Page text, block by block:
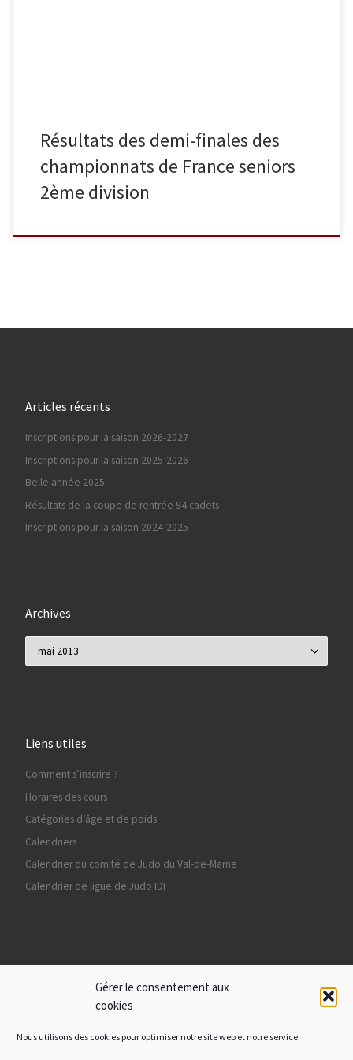
Gérer le consentement aux
cookies
Nous utilisons des cookies pour optimiser notre site web et notre service.
Résultats des demi-finales des
championnats de France seniors
2ème division
Articles récents
Inscriptions pour la saison 2026-2027
Inscriptions pour la saison 2025-2026
Belle année 2025
Résultats de la coupe de rentrée 94 cadets
Inscriptions pour la saison 2024-2025
Archives
Liens utiles
Comment s’inscrire ?
Horaires des cours
Catégories d’âge et de poids
Calendriers
Calendrier du comité de Judo du Val-de-Marne
Calendrier de ligue de Judo IDF